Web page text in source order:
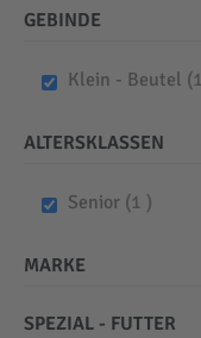
GEBINDE
Klein - Beutel 1
ALTERSKLASSEN
Senior 1 item
MARKE
SPEZIAL - FUTTER